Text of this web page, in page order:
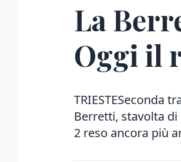
La
Oggi il
TRIESTESeconda
Berretti, stavolta di
2 reso ancora più